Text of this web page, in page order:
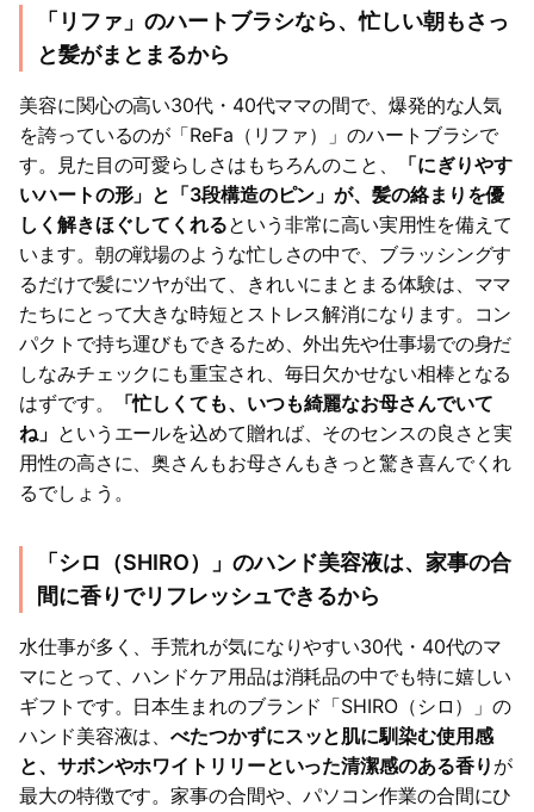
「リファ」のハートブラシなら、忙しい朝もさっ
と髪がまとまるから
美容に関心の高い30代・40代ママの間で、爆発的な人気
を誇っているのが「ReFa（リファ）」のハートブラシで
す。見た目の可愛らしさはもちろんのこと、
「にぎりやす
いハートの形」と「3段構造のピン」が、髪の絡まりを優
しく解きほぐしてくれるという非常に高い実用性を備えて
います。朝の戦場のような忙しさの中で、ブラッシングす
るだけで髪にツヤが出て、きれいにまとまる体験は、ママ
たちにとって大きな時短とストレス解消になります。コン
パクトで持ち運びもできるため、外出先や仕事場での身だ
しなみチェックにも重宝され、毎日欠かせない相棒となる
はずです。
「忙しくても、いつも綺麗なお母さんでいて
ね」 というエールを込めて贈れば、そのセンスの良さと実
用性の高さに、奥さんもお母さんもきっと驚き喜んでくれ
るでしょう。
「シロ（SHIRO）」のハンド美容液は、家事の合
間に香りでリフレッシュできるから
水仕事が多く、手荒れが気になりやすい30代・40代のマ
マにとって、ハンドケア用品は消耗品の中でも特に嬉しい
ギフトです。日本生まれのブランド「SHIRO（シロ）」の
ハンド美容液は、べたつかずにスッと肌に馴染む使用感
と、サボンやホワイトリリーといった清潔感のある香り が
最大の特徴です。家事の合間や、パソコン作業の合間にひ